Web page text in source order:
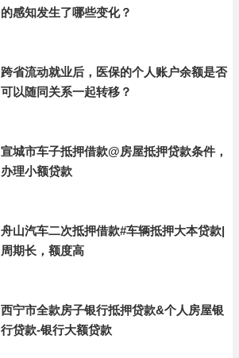
的感知发生了哪些变化？
跨省流动就业后，医保的个人账户余额是否
可以随同关系一起转移？
宣城市车子抵押借款@房屋抵押贷款条件，
办理小额贷款
舟山汽车二次抵押借款#车辆抵押大本贷款|
周期长，额度高
西宁市全款房子银行抵押贷款&个人房屋银
行贷款-银行大额贷款